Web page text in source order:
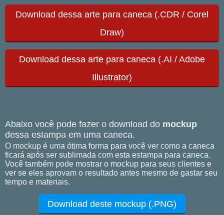
Download dessa arte para caneca (.CDR / Corel
Draw)
Download dessa arte para caneca (.AI / Adobe
Illustrator)
Abaixo você pode fazer o download do mockup
dessa estampa em uma caneca.
O mockup é uma ótima forma para você ver como a caneca
ficará após ser sublimada com esta estampa para caneca.
Você também pode mostrar o mockup para seus clientes e
ver se eles aprovam o resultado antes mesmo de gastar seu
tempo e materiais.
Download deste mockup (.PNG)